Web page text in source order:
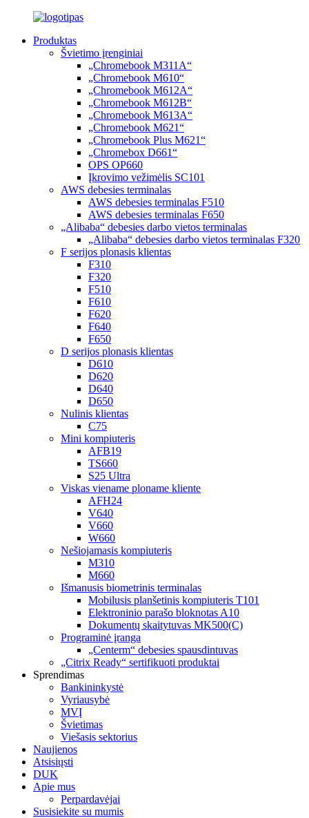
Produktas
Švietimo įrenginiai
„Chromebook M311A“
„Chromebook M610“
„Chromebook M612A“
„Chromebook M612B“
„Chromebook M613A“
„Chromebook M621“
„Chromebook Plus M621“
„Chromebox D661“
OPS OP660
Įkrovimo vežimėlis SC101
AWS debesies terminalas
AWS debesies terminalas F510
AWS debesies terminalas F650
„Alibaba“ debesies darbo vietos terminalas
„Alibaba“ debesies darbo vietos terminalas F320
F serijos plonasis klientas
F310
F320
F510
F610
F620
F640
F650
D serijos plonasis klientas
D610
D620
D640
D650
Nulinis klientas
C75
Mini kompiuteris
AFB19
TS660
S25 Ultra
Viskas viename ploname kliente
AFH24
V640
V660
W660
Nešiojamasis kompiuteris
M310
M660
Išmanusis biometrinis terminalas
Mobilusis planšetinis kompiuteris T101
Elektroninio parašo bloknotas A10
Dokumentų skaitytuvas MK500(C)
Programinė įranga
„Centerm“ debesies spausdintuvas
„Citrix Ready“ sertifikuoti produktai
Sprendimas
Bankininkystė
Vyriausybė
MVĮ
Švietimas
Viešasis sektorius
Naujienos
Atsisiųsti
DUK
Apie mus
Perpardavėjai
Susisiekite su mumis